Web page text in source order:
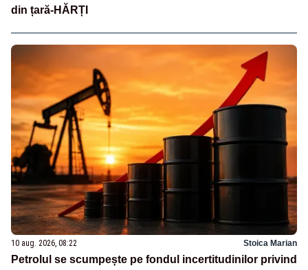
din țară-HĂRȚI
10 aug. 2026, 08:22 Stoica Marian
Petrolul se scumpește pe fondul incertitudinilor privind